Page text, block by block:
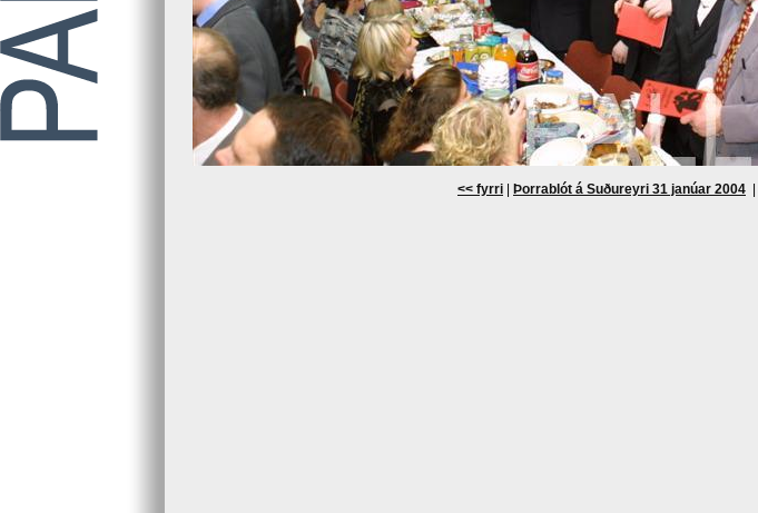
<< fyrri Þorrablót á Suðureyri 31 janúar 2004